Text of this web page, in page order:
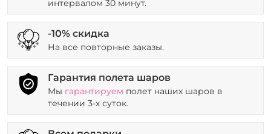
интервалом 30 минут.
-10% скидка
На все повторные заказы.
Гарантия полета шаров
Мы гарантируем полет наших шаров в
течении 3-х суток.